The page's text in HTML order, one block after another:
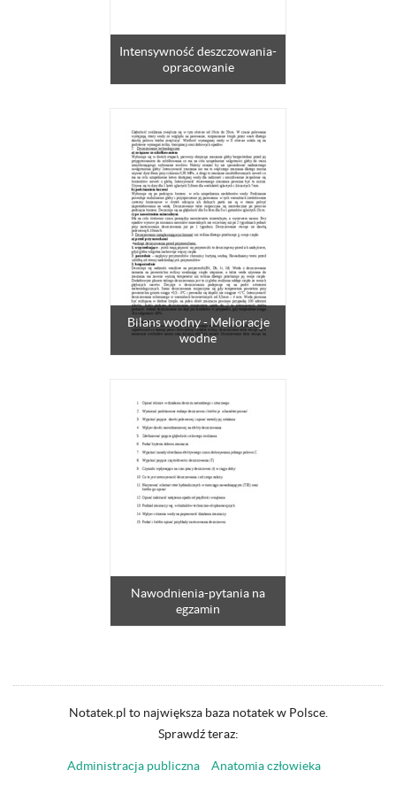
Intensywność deszczowania-
opracowanie
Bilans wodny - Melioracje
wodne
Nawodnienia-pytania na
egzamin
Notatek.pl to największa baza notatek w Polsce.
Sprawdź teraz:
Administracja publiczna
Anatomia człowieka